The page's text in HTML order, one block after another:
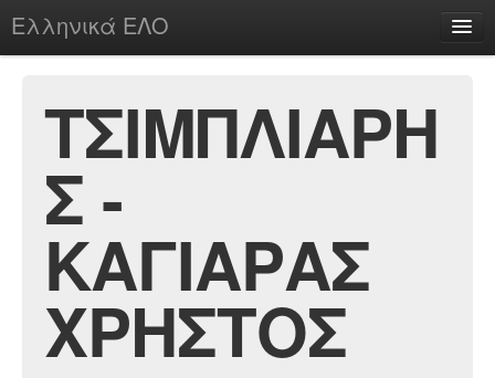
Ελληνικά ΕΛΟ
chesstu.be @ discord
Login
ΤΣΙΜΠΛΙΑΡΗ
Σ -
ΚΑΓΙΑΡΑΣ
ΧΡΗΣΤΟΣ